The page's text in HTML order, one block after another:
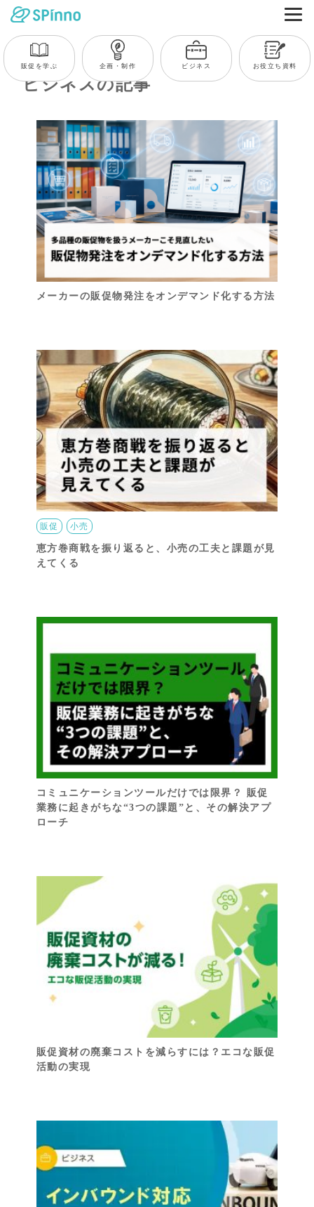
販促を学ぶ 企画・制作 ビジネス お役立ち資料
ビジネスの記事
メーカーの販促物発注をオンデマンド化する方法
販促 小売
恵方巻商戦を振り返ると、小売の工夫と課題が見
えてくる
コミュニケーションツールだけでは限界？ 販促
業務に起きがちな“3つの課題”と、その解決アプ
ローチ
販促資材の廃棄コストを減らすには？エコな販促
活動の実現